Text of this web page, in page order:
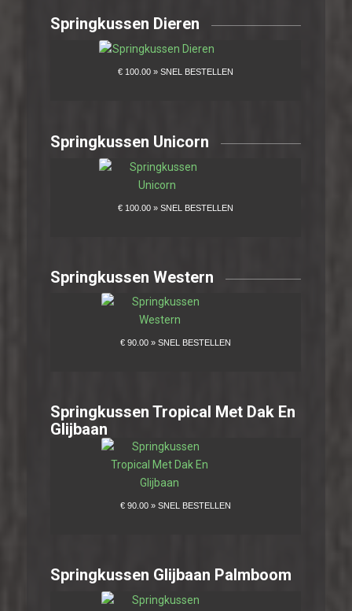
Springkussen Dieren
Springkussen Unicorn
Springkussen Western
Springkussen Tropical Met Dak En
Glijbaan
Springkussen Glijbaan Palmboom